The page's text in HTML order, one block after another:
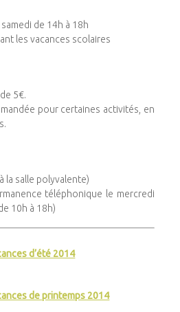
de 14h à 18h
les vacances scolaires
5€.
pour certaines activités, en
la salle polyvalente)
téléphonique le mercredi
10h à 18h)
d’été 2014
de printemps 2014